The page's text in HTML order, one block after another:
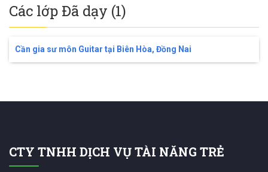
Các lớp Đã dạy (1)
Cần gia sư môn Guitar tại Biên Hòa, Đồng Nai
CTY TNHH DỊCH VỤ TÀI NĂNG TRẺ